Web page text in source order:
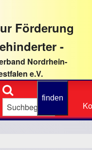
Förderung
-
Nordrhein-
e.V.
Suche